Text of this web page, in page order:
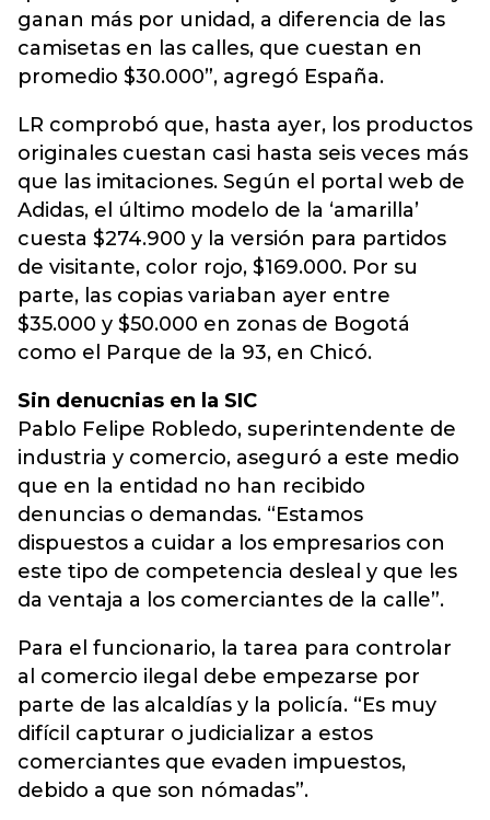
ganan más por unidad, a diferencia de las
camisetas en las calles, que cuestan en
promedio $30.000”, agregó España.
LR comprobó que, hasta ayer, los productos
originales cuestan casi hasta seis veces más
que las imitaciones. Según el portal web de
Adidas, el último modelo de la ‘amarilla’
cuesta $274.900 y la versión para partidos
de visitante, color rojo, $169.000. Por su
parte, las copias variaban ayer entre
$35.000 y $50.000 en zonas de Bogotá
como el Parque de la 93, en Chicó.
Sin denucnias en la SIC
Pablo Felipe Robledo, superintendente de
industria y comercio, aseguró a este medio
que en la entidad no han recibido
denuncias o demandas. “Estamos
dispuestos a cuidar a los empresarios con
este tipo de competencia desleal y que les
da ventaja a los comerciantes de la calle”.
Para el funcionario, la tarea para controlar
al comercio ilegal debe empezarse por
parte de las alcaldías y la policía. “Es muy
difícil capturar o judicializar a estos
comerciantes que evaden impuestos,
debido a que son nómadas”.